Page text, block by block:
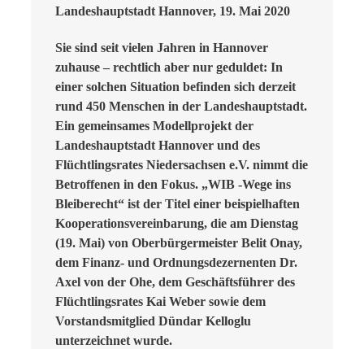
Landeshauptstadt Hannover, 19. Mai 2020
Sie sind seit vielen Jahren in Hannover
zuhause – rechtlich aber nur geduldet: In
einer solchen Situation befinden sich derzeit
rund 450 Menschen in der Landeshauptstadt.
Ein gemeinsames Modellprojekt der
Landeshauptstadt Hannover und des
Flüchtlingsrates Niedersachsen e.V. nimmt die
Betroffenen in den Fokus. „WIB -Wege ins
Bleiberecht“ ist der Titel einer beispielhaften
Kooperationsvereinbarung, die am Dienstag
(19. Mai) von Oberbürgermeister Belit Onay,
dem Finanz- und Ordnungsdezernenten Dr.
Axel von der Ohe, dem Geschäftsführer des
Flüchtlingsrates Kai Weber sowie dem
Vorstandsmitglied Dündar Kelloglu
unterzeichnet wurde.